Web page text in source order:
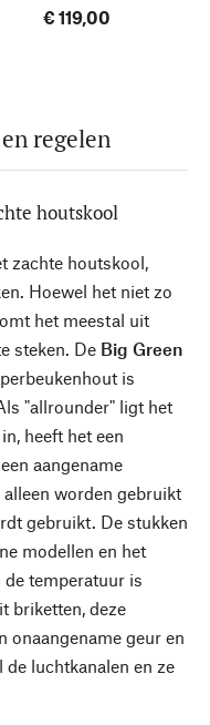
€ 119,00
regelen
houtskool
zachte houtskool,
Hoewel het niet zo
het meestal uit
steken. De Big Green
is
"allrounder" ligt het
heeft het een
aangename
worden gebruikt
gebruikt. De stukken
modellen en het
temperatuur is
briketten, deze
onaangename geur en
de luchtkanalen en ze